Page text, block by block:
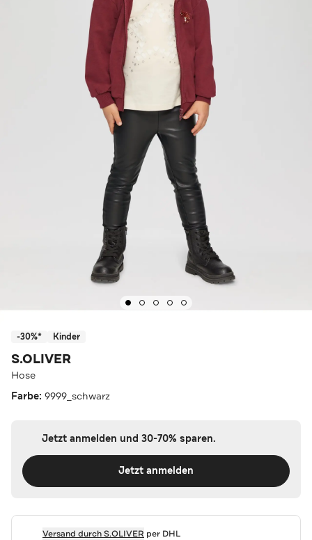
-30%* Kinder
S.OLIVER
Hose
Farbe: 9999_schwarz
Jetzt anmelden und 30-70% sparen.
Jetzt anmelden
Versand durchS.OLIVER per DHL